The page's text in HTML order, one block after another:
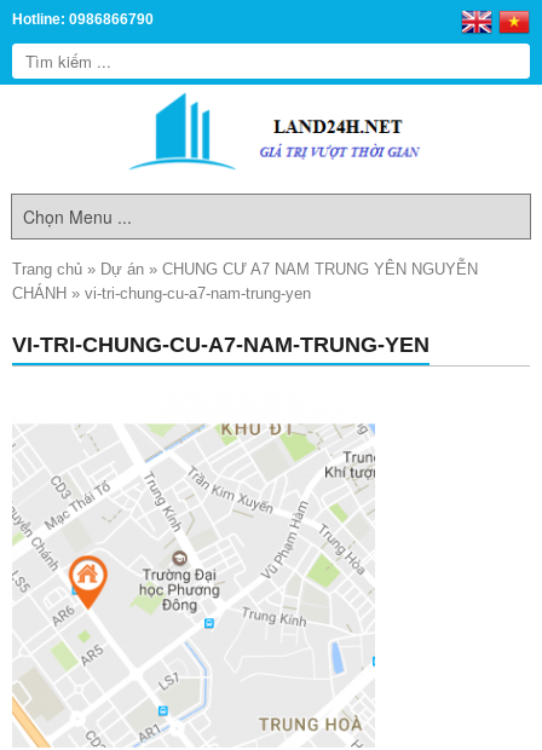
Hotline: 0986866790
Trang chủ » Dự án » CHUNG CƯ A7 NAM TRUNG YÊN NGUYỄN
CHÁNH » vi-tri-chung-cu-a7-nam-trung-yen
VI-TRI-CHUNG-CU-A7-NAM-TRUNG-YEN